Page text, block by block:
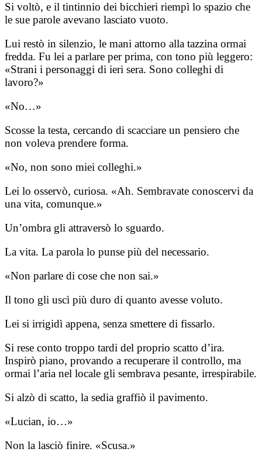
Si voltò, e il tintinnio dei bicchieri riempì lo spazio che
le sue parole avevano lasciato vuoto.
Lui restò in silenzio, le mani attorno alla tazzina ormai
fredda. Fu lei a parlare per prima, con tono più leggero:
«Strani i personaggi di ieri sera. Sono colleghi di
lavoro?»
«No…»
Scosse la testa, cercando di scacciare un pensiero che
non voleva prendere forma.
«No, non sono miei colleghi.»
Lei lo osservò, curiosa. «Ah. Sembravate conoscervi da
una vita, comunque.»
Un’ombra gli attraversò lo sguardo.
La vita. La parola lo punse più del necessario.
«Non parlare di cose che non sai.»
Il tono gli uscì più duro di quanto avesse voluto.
Lei si irrigidì appena, senza smettere di fissarlo.
Si rese conto troppo tardi del proprio scatto d’ira.
Inspirò piano, provando a recuperare il controllo, ma
ormai l’aria nel locale gli sembrava pesante, irrespirabile.
Si alzò di scatto, la sedia graffiò il pavimento.
«Lucian, io…»
Non la lasciò finire. «Scusa.»